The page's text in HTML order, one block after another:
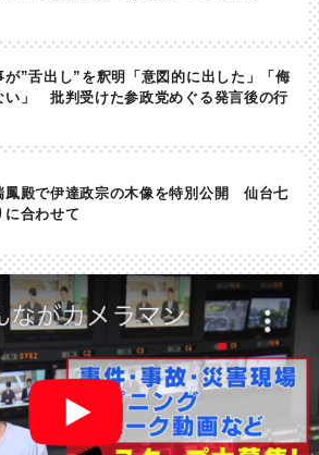
が”舌出し”を釈明「意図的に出した」「侮
い」 批判受けた参政党めぐる発言後の行
鳳殿で伊達政宗の木像を特別公開 仙台七
に合わせて